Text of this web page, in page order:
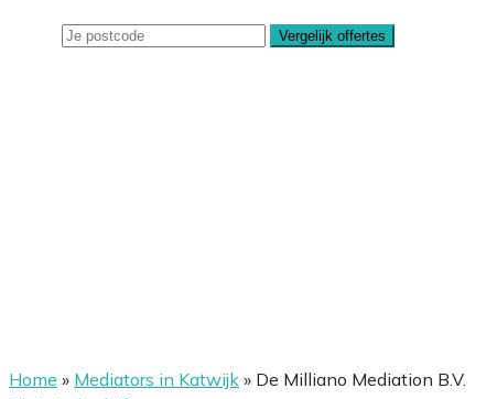
Vergelijk offertes
Home » Mediators in Katwijk » De Milliano Mediation B.V.